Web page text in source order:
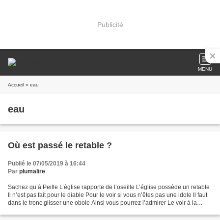
Publicité
MENU
Accueil » eau
eau
Où est passé le retable ?
Publié le 07/05/2019 à 16:44
Par plumalire
Sachez qu’à Peille L’église rapporte de l’oseille L’église possède un retable
Il n’est pas fait pour le diable Pour le voir si vous n’êtes pas une idole Il faut
dans le tronc glisser une obole Ainsi vous pourrez l’admirer Le voir à la